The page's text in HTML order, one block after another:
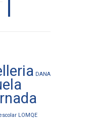
DANA
LOMQE